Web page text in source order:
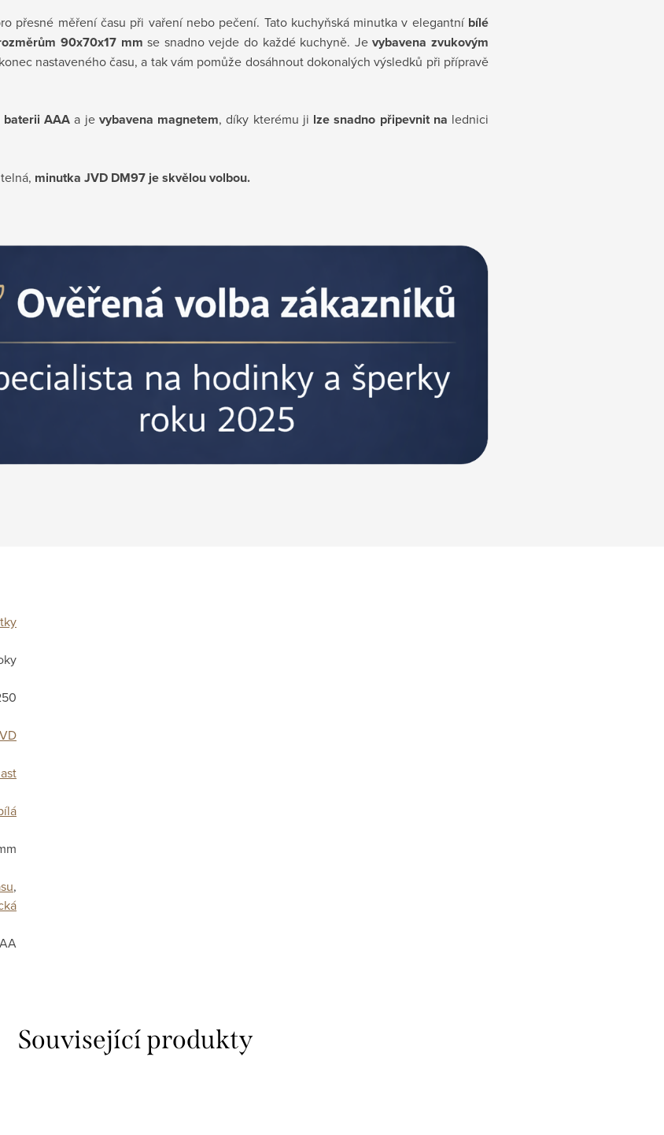
přesné měření času při vaření nebo pečení. Tato kuchyňská minutka v elegantní bílé
90x70x17 mm se snadno vejde do každé kuchyně. Jevybavena zvukovým
nastaveného času, a tak vám pomůže dosáhnout dokonalých výsledků při přípravě
baterii AAAa je vybavena magnetem, díky kterému ji lze snadno připevnit na lednici
minutka JVD DM97 je skvělou volbou.
,
Související produkty